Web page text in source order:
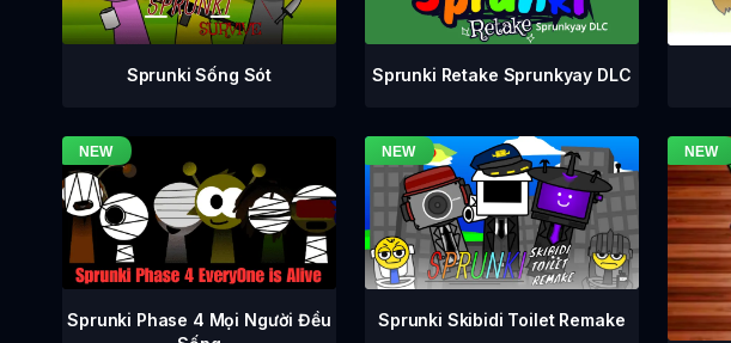
Sprunki Sống Sót Sprunki Retake Sprunkyay DLC
Sprunki Phase 4 Mọi Người Đều
Sprunki Skibidi Toilet Remake